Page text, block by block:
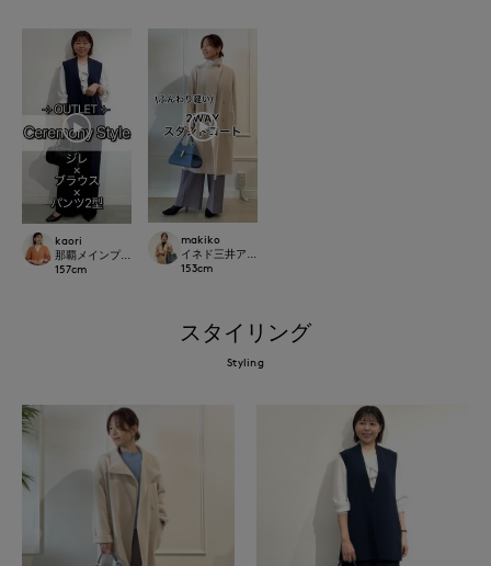
kaori
那覇メインプレイスI.T.'S.international
157cm
makiko
イネド三井アウトレットパーク多摩南大沢店
153cm
スタイリング
Styling